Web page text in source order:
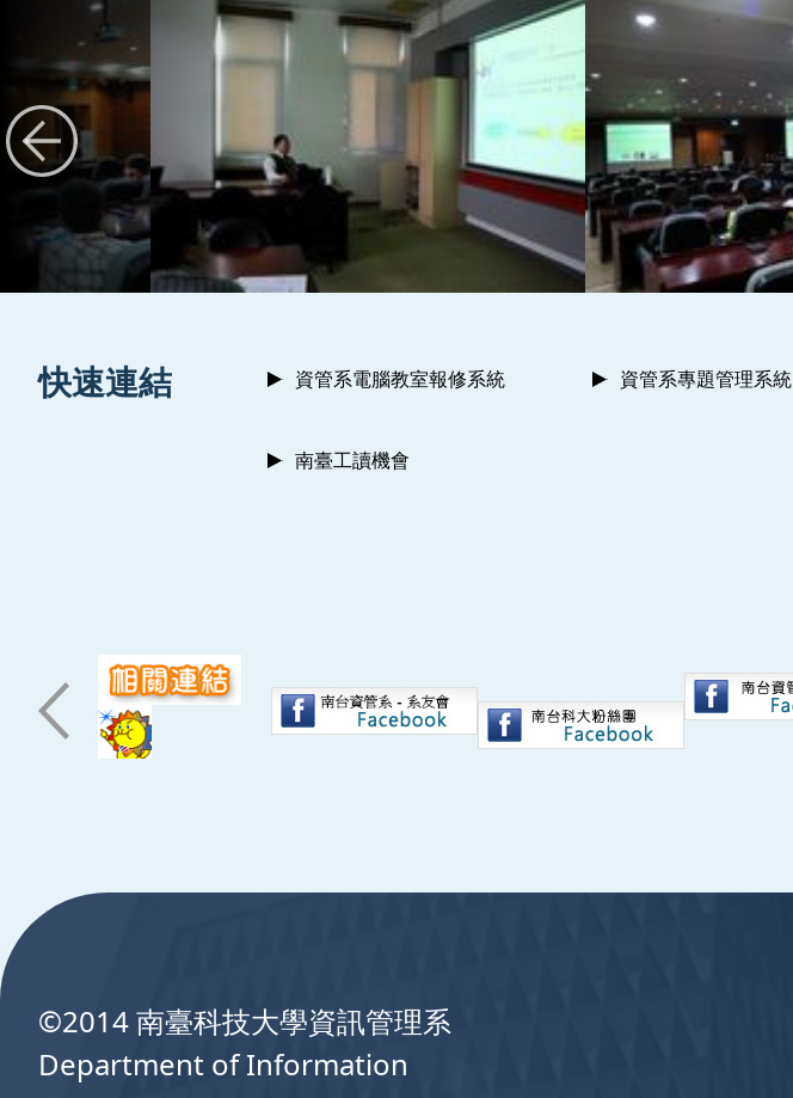
快速連結 資管系電腦教室報修系統 資管系專題管理系統
南臺工讀機會
©2014 南臺科技大學資訊管理系
Department of Information